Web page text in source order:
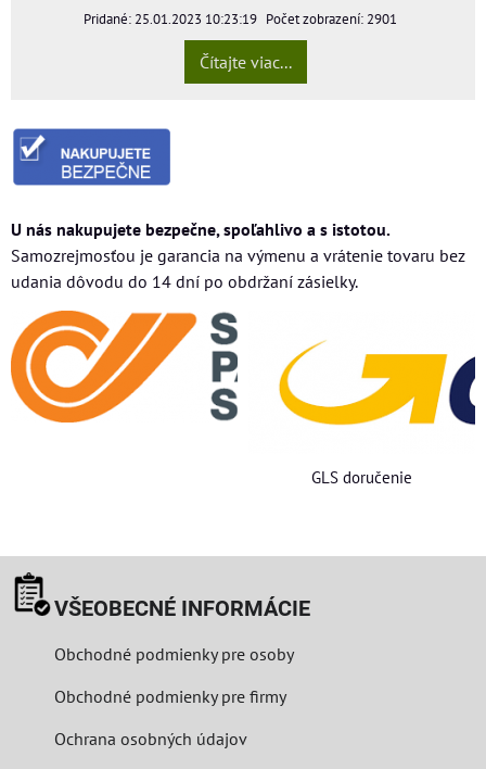
Pridané: 25.01.2023 10:23:19 Počet zobrazení: 2901
Čítajte viac...
U nás nakupujete bezpečne, spoľahlivo a s istotou.
Samozrejmosťou je garancia na výmenu a vrátenie tovaru bez
udania dôvodu do 14 dní po obdržaní zásielky.
GLS doručenie
VŠEOBECNÉ INFORMÁCIE
Obchodné podmienky pre osoby
Obchodné podmienky pre firmy
Ochrana osobných údajov